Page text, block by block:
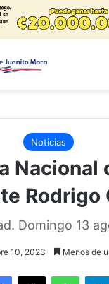
Noticias
Nacional
Rodrigo
Domingo 13
10, 2023 Menos de